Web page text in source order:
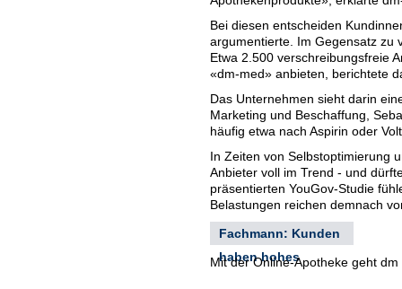
Bei diesen entscheiden
argumentierte. Im Gegensatz zu
Etwa 2.500 verschreibungsfreie
«dm-med» anbieten, berichtete
Das Unternehmen sieht darin
Marketing und Beschaffung,
häufig etwa nach Aspirin oder
In Zeiten von Selbstoptimierung
Anbieter voll im Trend - und
präsentierten YouGov-Studie
Belastungen reichen demnach
Fachmann: Kunden
haben hohes
Mit der Online-Apotheke geht